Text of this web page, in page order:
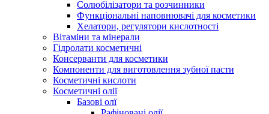
Солюбілізатори та розчинники
Функціональні наповнювачі для косметики
Хелатори, регулятори кислотності
Вітаміни та мінерали
Гідролати косметичні
Консерванти для косметики
Компоненти для виготовлення зубної пасти
Косметичні кислоти
Косметичні олії
Базові олї